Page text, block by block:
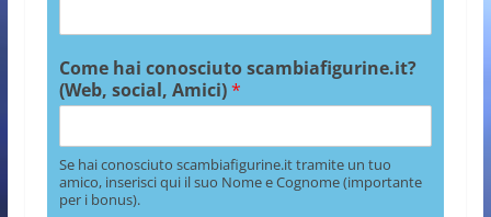
Come hai conosciuto scambiafigurine.it?
(Web, social, Amici)*
Se hai conosciuto scambiafigurine.it tramite un tuo
amico, inserisci qui il suo Nome e Cognome (importante
per i bonus).